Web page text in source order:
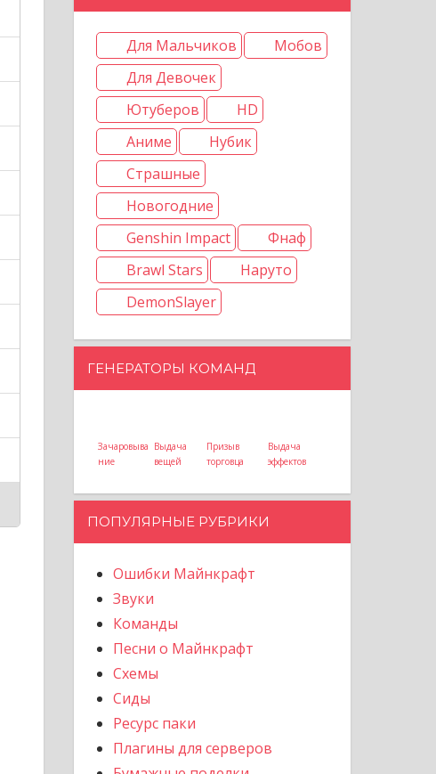
Для Мальчиков
Мобов
Для Девочек
Ютуберов
HD
Аниме
Нубик
Страшные
Новогодние
Genshin Impact
Фнаф
Brawl Stars
Наруто
DemonSlayer
ГЕНЕРАТОРЫ КОМАНД
Зачаровыва
ние
Выдача
вещей
Призыв
торговца
Выдача
эффектов
ПОПУЛЯРНЫЕ РУБРИКИ
Ошибки Майнкрафт
Звуки
Команды
Песни о Майнкрафт
Схемы
Сиды
Ресурс паки
Плагины для серверов